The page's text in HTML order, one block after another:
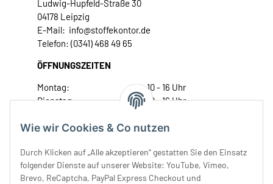
Wie wir Cookies & Co nutzen
Durch Klicken auf „Alle akzeptieren“ gestatten Sie den Einsatz
folgender Dienste auf unserer Website: YouTube, Vimeo,
Brevo, ReCaptcha, PayPal Express Checkout und
Ludwig-Hupfeld-Straße 30
04178 Leipzig
E-Mail: info@stoffekontor.de
Telefon: (0341) 468 49 65
ÖFFNUNGSZEITEN
Montag:
10 - 16 Uhr
Dienstag:
10 - 16 Uhr
Donnerstag:
10 - 18 Uhr
Samstag:
10 - 14 Uhr
Unser Service